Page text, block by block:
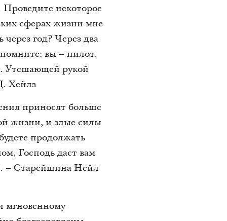
некоторое
сферах жизни мне
год? Через два
вы – пилот.
Утешающей рукой
Хейлз
приносят больше
жизни, и злые силы
продолжать
Господь даст вам
– Старейшина Нейл
мгновенному